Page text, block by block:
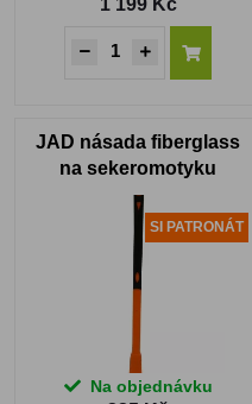
JAD násada fiberglass
na sekeromotyku
SI PATRONÁT
Na objednávku